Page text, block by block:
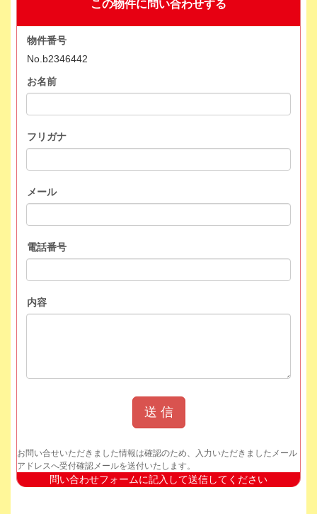
この物件に問い合わせする
物件番号
No.b2346442
お名前
フリガナ
メール
電話番号
内容
お問い合せいただきました情報は確認のため、入力いただきましたメール
アドレスへ受付確認メールを送付いたします。
問い合わせフォームに記入して送信してください